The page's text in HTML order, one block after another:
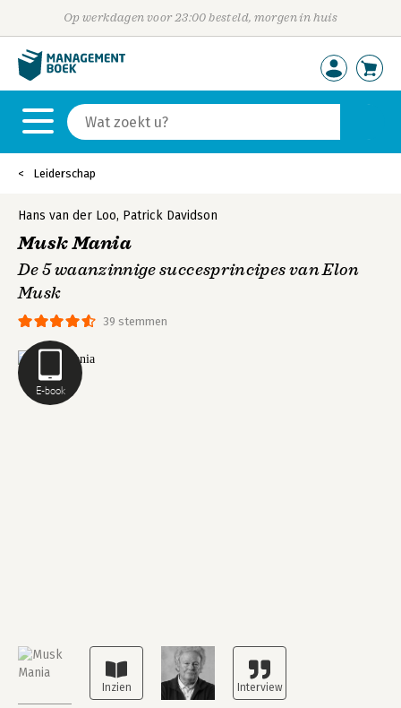
Op werkdagen voor 23:00 besteld, morgen in huis
Leiderschap
E-book
39 stemmen
Hans van der Loo, Patrick Davidson
Musk Mania
De 5 waanzinnige succesprincipes van Elon
Musk